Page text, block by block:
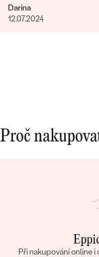
Darina
12.07.2024
Proč
Při nakupování online